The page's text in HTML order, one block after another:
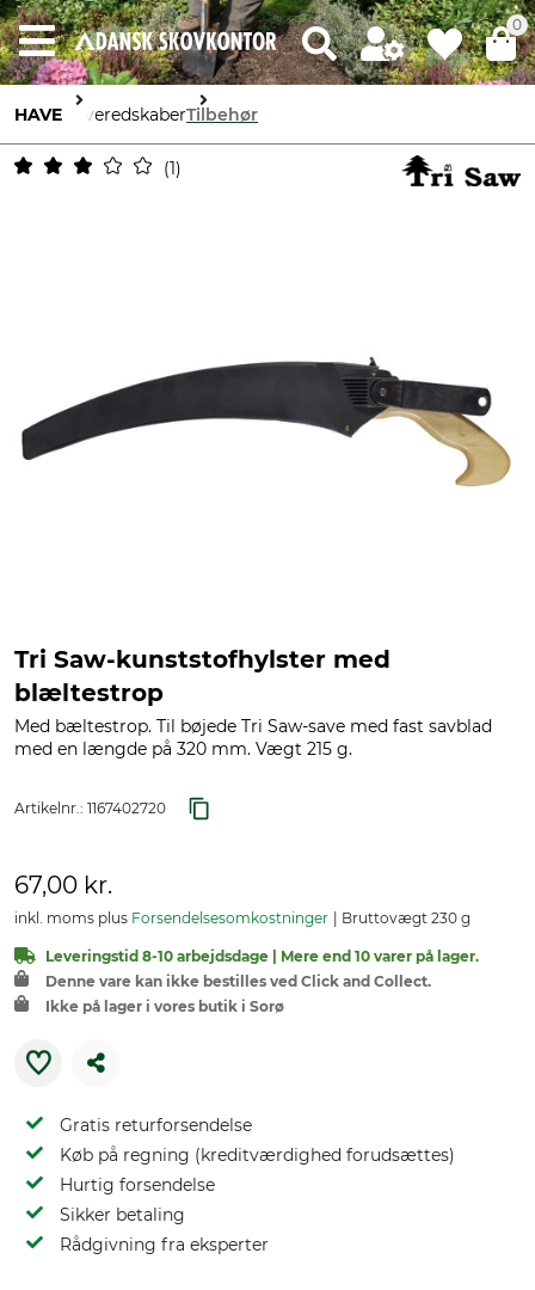
0
HAVE HaveredskaberTilbehør
1
Tri Saw-kunststofhylster med
blæltestrop
Med bæltestrop. Til bøjede Tri Saw-save med fast savblad
med en længde på 320 mm. Vægt 215 g.
Artikelnr.: 1167402720
67,00 kr.
inkl. moms plus Forsendelsesomkostninger Bruttovægt 230 g
Leveringstid 8-10 arbejdsdage | Mere end 10 varer på lager.
Denne vare kan ikke bestilles ved Click and Collect.
Ikke på lager i vores butik i Sorø
Gratis returforsendelse
Køb på regning (kreditværdighed forudsættes)
Hurtig forsendelse
Sikker betaling
Rådgivning fra eksperter